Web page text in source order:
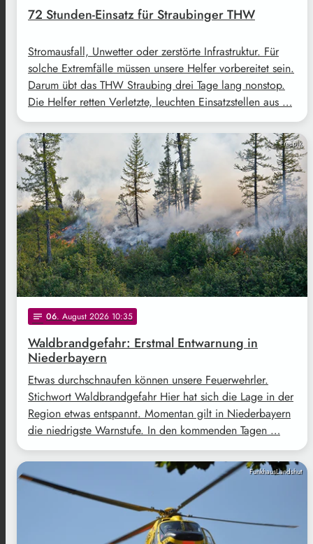
72 Stunden-Einsatz für Straubinger THW
Stromausfall, Unwetter oder zerstörte Infrastruktur. Für
solche Extremfälle müssen unsere Helfer vorbereitet sein.
Darum übt das THW Straubing drei Tage lang nonstop.
Die Helfer retten Verletzte, leuchten Einsatzstellen aus …
Freepik
notes 06. August 2026 10:35
Waldbrandgefahr: Erstmal Entwarnung in
Niederbayern
Etwas durchschnaufen können unsere Feuerwehrler.
Stichwort Waldbrandgefahr Hier hat sich die Lage in der
Region etwas entspannt. Momentan gilt in Niederbayern
die niedrigste Warnstufe. In den kommenden Tagen …
FunkhausLandshut